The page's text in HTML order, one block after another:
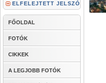
ELFELEJTETT JELSZÓ
FŐOLDAL
FOTÓK
CIKKEK
A LEGJOBB FOTÓK